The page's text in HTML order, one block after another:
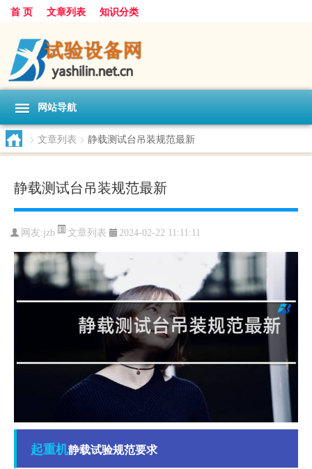
首 页 文章列表 知识分类
网站导航
> 文章列表 > 静载测试台吊装规范最新
静载测试台吊装规范最新
网友:jzb 文章列表 2024-02-22 11:11:11
起重机静载试验规范要求